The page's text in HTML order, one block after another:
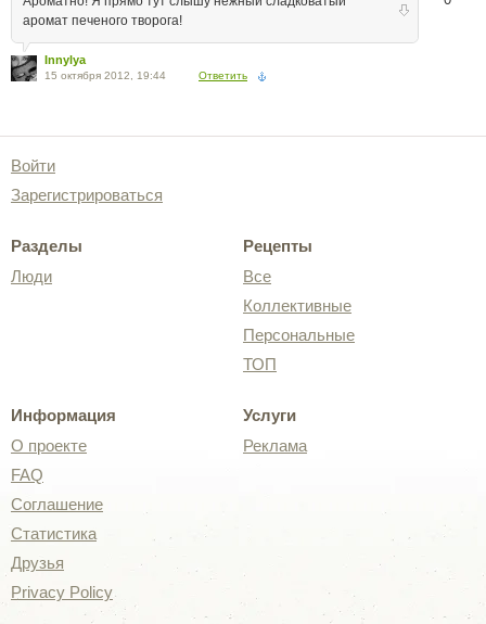
аромат печеного творога!
Innylya
15 октября 2012, 19:44 Ответить
Войти
Зарегистрироваться
Разделы
Люди
Рецепты
Все
Коллективные
Персональные
ТОП
Информация
О проекте
FAQ
Соглашение
Статистика
Друзья
Privacy Policy
Услуги
Реклама